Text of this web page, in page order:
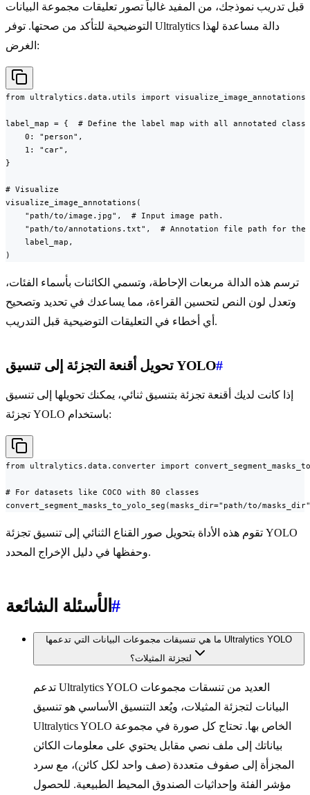
قبل تدريب نموذجك، من المفيد غالباً تصور تعليقات مجموعة البيانات
التوضيحية للتأكد من صحتها. توفر Ultralytics دالة مساعدة لهذا
الغرض:
from ultralytics.data.utils import visualize_image_annotations
label_map = {  # Define the label map with all annotated
    0: "person",
    1: "car",
}
# Visualize
visualize_image_annotations(
    "path/to/image.jpg",  # Input image path.
"path/to/annotations.txt",  # Annotation file path for the
    label_map,
)
ترسم هذه الدالة مربعات الإحاطة، وتسمي الكائنات بأسماء الفئات،
وتعدل لون النص لتحسين القراءة، مما يساعدك في تحديد وتصحيح
أي أخطاء في التعليقات التوضيحية قبل التدريب.
تحويل أقنعة التجزئة إلى تنسيق YOLO#
إذا كانت لديك أقنعة تجزئة بتنسيق ثنائي، يمكنك تحويلها إلى تنسيق
تجزئة YOLO باستخدام:
from ultralytics.data.converter import
# For datasets like COCO with 80 classes
convert_segment_masks_to_yolo_seg(masks_dir="path/to/
تقوم هذه الأداة بتحويل صور القناع الثنائي إلى تنسيق تجزئة YOLO
وحفظها في دليل الإخراج المحدد.
الأسئلة الشائعة#
ما هي تنسيقات مجموعات البيانات التي تدعمها Ultralytics YOLO
لتجزئة المثيلات؟
تدعم Ultralytics YOLO العديد من تنسقات مجموعات
البيانات لتجزئة المثيلات، ويُعد التنسيق الأساسي هو تنسيق
Ultralytics YOLO الخاص بها. تحتاج كل صورة في مجموعة
بياناتك إلى ملف نصي مقابل يحتوي على معلومات الكائن
المجزأة إلى صفوف متعددة (صف واحد لكل كائن)، مع سرد
مؤشر الفئة وإحداثيات الصندوق المحيط الطبيعية. للحصول